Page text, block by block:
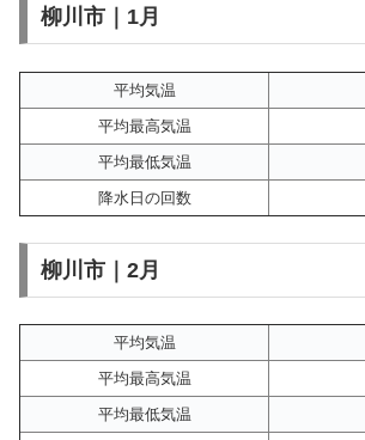
柳川市｜1月
平均気温
平均最高気温
平均最低気温
降水日の回数
柳川市｜2月
平均気温
平均最高気温
平均最低気温